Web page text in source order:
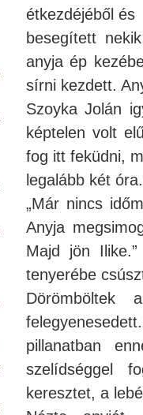
étkezdéjéből és
besegített
anyja ép
sírni kezdett.
Szoyka Jolán
képtelen volt
fog itt feküdni,
legalább két óra.
„Már nincs
Anyja
Majd jön
tenyerébe
pillanatban
szelídséggel
keresztet, a